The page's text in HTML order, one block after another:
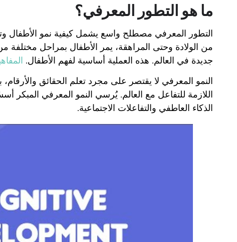
ما هو التطور المعرفي؟
التطور المعرفي مصطلح واسع يشمل كيفية نمو الأطفال
من الولادة وحتى المراهقة، يمر الأطفال بمراحل
جديدة في العالم. هذه العملية أساسية لفهم الأطفال.
النمو المعرفي لا يقتصر على مجرد تعلم الحقائق والأرقام،
اللازمة للتفاعل مع العالم. يُرسي النمو المعرفي المبكر
الذكاء العاطفي والتفاعلات الاجتماعية.